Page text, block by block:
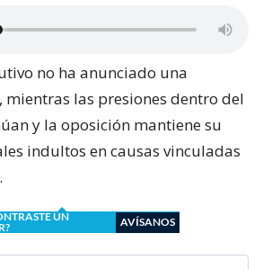
no ha anunciado una
mientras las presiones dentro del
y la oposición mantiene su
indultos en causas vinculadas
UN
AVÍSANOS